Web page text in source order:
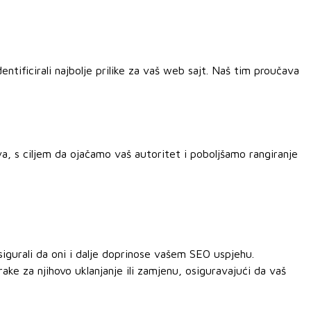
najbolje prilike za vaš web sajt. Naš tim proučava
s ciljem da ojačamo vaš autoritet i poboljšamo rangiranje
da oni i dalje doprinose vašem SEO uspjehu.
za njihovo uklanjanje ili zamjenu, osiguravajući da vaš